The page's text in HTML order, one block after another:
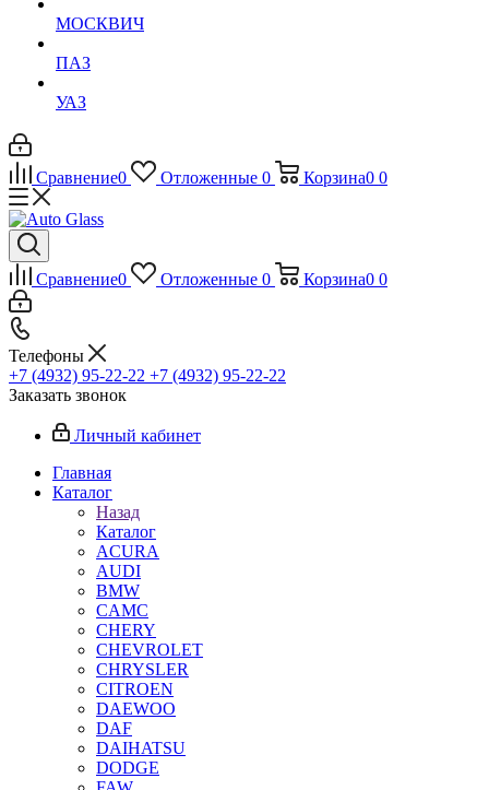
МОСКВИЧ
ПАЗ
УАЗ
Сравнение0 Отложенные 0 Корзина0 0
Сравнение0 Отложенные 0 Корзина0 0
Телефоны
+7 (4932) 95-22-22 +7 (4932) 95-22-22
Заказать звонок
Личный кабинет
Главная
Каталог
Назад
Каталог
ACURA
AUDI
BMW
CAMC
CHERY
CHEVROLET
CHRYSLER
CITROEN
DAEWOO
DAF
DAIHATSU
DODGE